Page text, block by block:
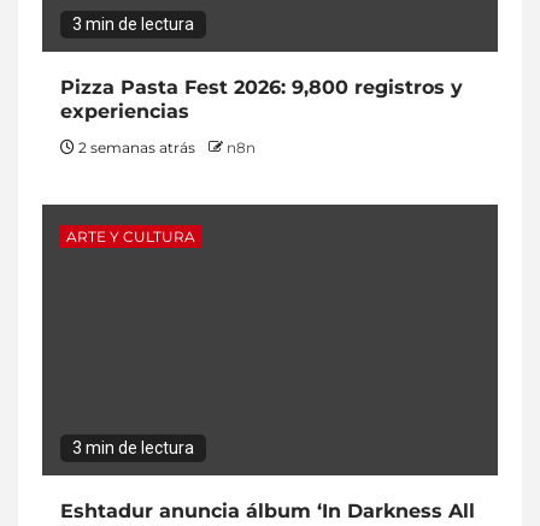
3 min de lectura
Pizza Pasta Fest 2026: 9,800 registros y
experiencias
2 semanas atrás n8n
ARTE Y CULTURA
3 min de lectura
Eshtadur anuncia álbum ‘In Darkness All